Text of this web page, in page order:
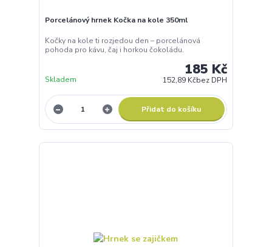
Porcelánový hrnek Kočka na kole 350ml
Kočky na kole ti rozjedou den – porcelánová
pohoda pro kávu, čaj i horkou čokoládu.
185 Kč
152,89 Kčbez DPH
Skladem
Přidat do košíku